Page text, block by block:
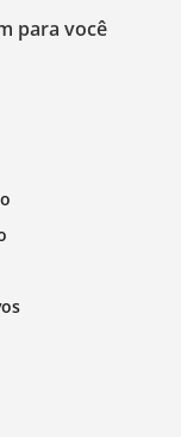
para você